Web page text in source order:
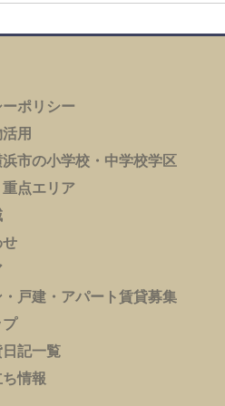
ポリシー
用
市の小学校・中学校学区
点エリア
戸建・アパート賃貸募集
記一覧
情報